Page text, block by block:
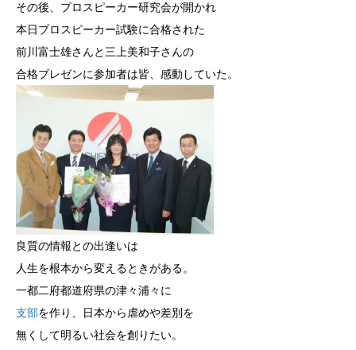
その後、プロスピーカー研究会が開かれ
本日プロスピーカー試験に合格された
前川富士雄さんと三上美和子さんの
合格プレゼンに参加者は皆、感動していた。
良質の情報との出逢いは
人生を根本から変えるときがある。
一都二府都道府県の津々浦々に
支部を作り、日本から虐めや差別を
無くして明るい社会を創りたい。